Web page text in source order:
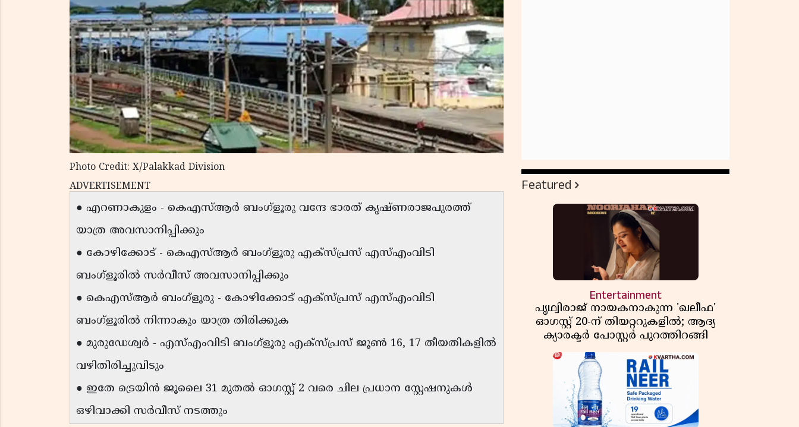
Photo Credit: X/Palakkad Division
ADVERTISEMENT
● എറണാകുളം - കെഎസ്ആർ ബംഗ്ളൂരു വന്ദേ ഭാരത് കൃഷ്ണരാജപുരത്ത്
യാത്ര അവസാനിപ്പിക്കും
● കോഴിക്കോട് - കെഎസ്ആർ ബംഗ്ളൂരു എക്സ്പ്രസ് എസ്എംവിടി
ബംഗ്ളൂരിൽ സർവീസ് അവസാനിപ്പിക്കും
● കെഎസ്ആർ ബംഗ്ളൂരു - കോഴിക്കോട് എക്സ്പ്രസ് എസ്എംവിടി
ബംഗ്ളൂരിൽ നിന്നാകും യാത്ര തിരിക്കുക
● മുരുഡേശ്വർ - എസ്എംവിടി ബംഗ്ളൂരു എക്സ്പ്രസ് ജൂൺ 16, 17 തീയതികളിൽ
വഴിതിരിച്ചുവിടും
● ഇതേ ട്രെയിൻ ജൂലൈ 31 മുതൽ ഓഗസ്റ്റ് 2 വരെ ചില പ്രധാന സ്റ്റേഷനുകൾ
ഒഴിവാക്കി സർവീസ് നടത്തും
Featured
Entertainment
പൃഥ്വിരാജ് നായകനാകുന്ന 'ഖലീഫ'
ഓഗസ്റ്റ് 20-ന് തിയറ്ററുകളിൽ; ആദ്യ
ക്യാരക്ടർ പോസ്റ്റർ പുറത്തിറങ്ങി